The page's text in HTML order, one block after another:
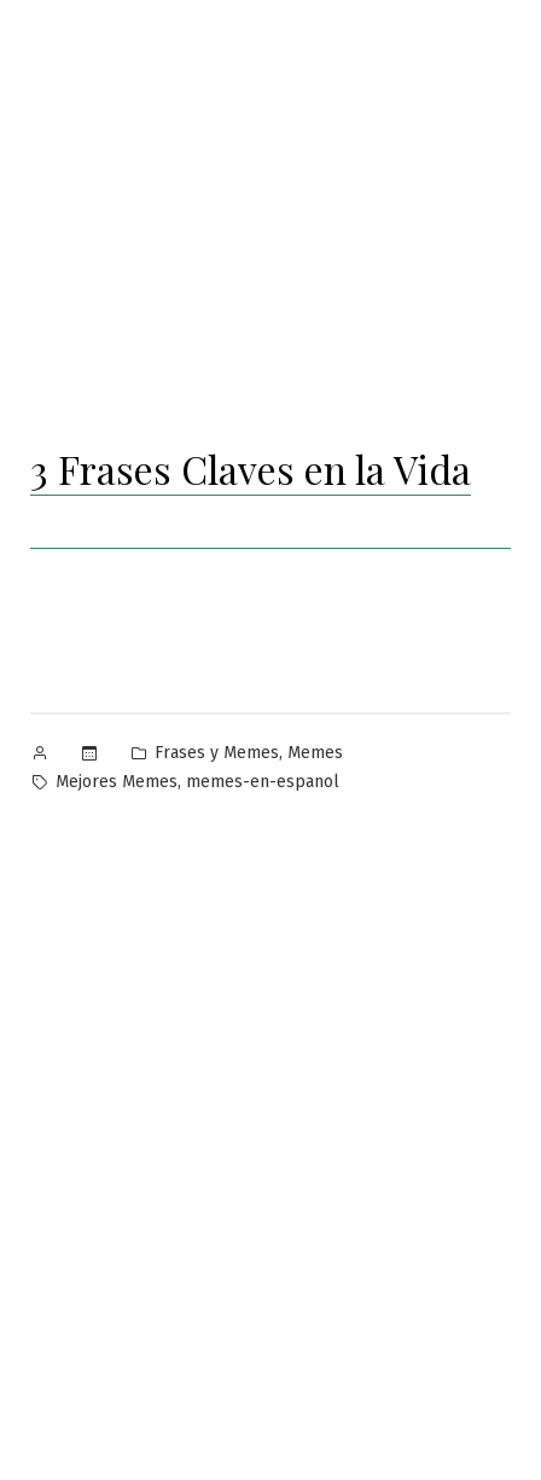
3 Frases Claves en la Vida
Publicado
por
Publicado
en
Frases y Memes, Memes
Etiquetas:
Mejores Memes, memes-en-espanol